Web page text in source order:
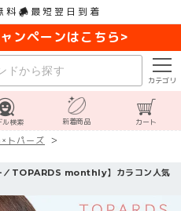
料 最短翌日到着
ンペーンはこちら>
カテゴリ
ル検索 新着商品 カート
トパーズ
／TOPARDS monthly】カラコン人気